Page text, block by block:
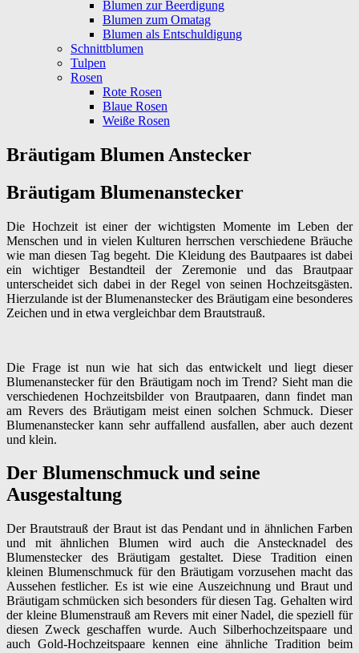
Blumen zur Beerdigung
Blumen zum Omatag
Blumen als Entschuldigung
Schnittblumen
Tulpen
Rosen
Rote Rosen
Blaue Rosen
Weiße Rosen
Bräutigam Blumen Anstecker
Bräutigam Blumenanstecker
Die Hochzeit ist einer der wichtigsten Momente im Leben der
Menschen und in vielen Kulturen herrschen verschiedene Bräuche
wie man diesen Tag begeht. Die Kleidung des Bautpaares ist dabei
ein wichtiger Bestandteil der Zeremonie und das Brautpaar
unterscheidet sich dabei in der Regel von seinen Hochzeitsgästen.
Hierzulande ist der Blumenanstecker des Bräutigam eine besonderes
Zeichen und in etwa vergleichbar dem Brautstrauß.
Die Frage ist nun wie hat sich das entwickelt und liegt dieser
Blumenanstecker für den Bräutigam noch im Trend? Sieht man die
verschiedenen Hochzeitsbilder von Brautpaaren, dann findet man
am Revers des Bräutigam meist einen solchen Schmuck. Dieser
Blumenanstecker kann sehr auffallend ausfallen, aber auch dezent
und klein.
Der Blumenschmuck und seine
Ausgestaltung
Der Brautstrauß der Braut ist das Pendant und in ähnlichen Farben
und mit ähnlichen Blumen wird auch die Anstecknadel des
Blumenstecker des Bräutigam gestaltet. Diese Tradition einen
kleinen Blumenschmuck für den Bräutigam vorzusehen macht das
Aussehen festlicher. Es ist wie eine Auszeichnung und Braut und
Bräutigam schmücken sich besonders für diesen Tag. Gehalten wird
der kleine Blumenstrauß am Revers mit einer Nadel, die speziell für
diesen Zweck geschaffen wurde. Auch Silberhochzeitspaare und
auch Gold-Hochzeitspaare kennen eine ähnliche Tradition beim